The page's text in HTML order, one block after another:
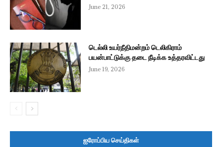
June 21, 2026
டெல்லி உயர்நீதிமன்றம் டெலிகிராம்
பயன்பாட்டுக்கு தடை நீடிக்க உத்தரவிட்டது
June 19, 2026
ஐரோப்பிய செய்திகள்